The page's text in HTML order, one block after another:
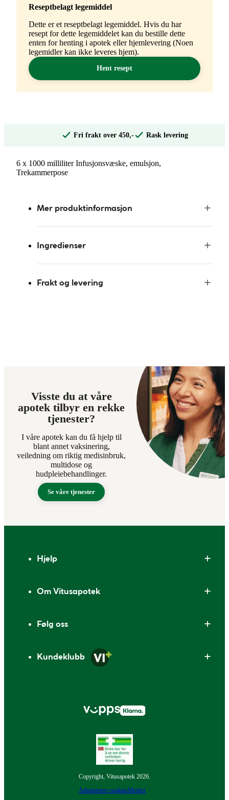
Reseptbelagt legemiddel
Dette er et reseptbelagt legemiddel. Hvis du har
resept for dette legemiddelet kan du bestille dette
enten for henting i apotek eller hjemlevering (Noen
legemidler kan ikke leveres hjem).
Hent resept
Fri frakt over 450,- Rask levering
6 x 1000 milliliter Infusjonsvæske, emulsjon,
Trekammerpose
Mer produktinformasjon
Ingredienser
Frakt og levering
Visste du at våre
apotek tilbyr en rekke
tjenester?
I våre apotek kan du få hjelp til
blant annet vaksinering,
veiledning om riktig medisinbruk,
multidose og
hudpleiebehandlinger.
Se våre tjenester
Hjelp
Om Vitusapotek
Følg oss
Kundeklubb
Copyright, Vitusapotek 2026.
Administrer cookiesMerker